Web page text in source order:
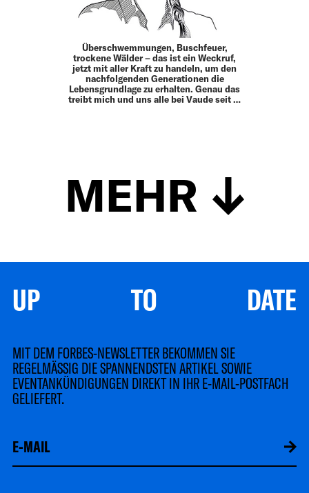
Überschwemmungen, Buschfeuer,
trockene Wälder – das ist ein Weckruf,
jetzt mit aller Kraft zu handeln, um den
nachfolgenden Generationen die
Lebensgrundlage zu erhalten. Genau das
treibt mich und uns alle bei Vaude seit …
MEHR
UP TO DATE
MIT DEM FORBES-NEWSLETTER BEKOMMEN SIE
REGELMÄSSIG DIE SPANNENDSTEN ARTIKEL SOWIE
EVENTANKÜNDIGUNGEN DIREKT IN IHR E-MAIL-POSTFACH
GELIEFERT.